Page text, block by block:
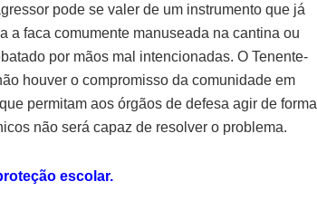
pode se valer de um instrumento que já
a faca comumente manuseada na cantina ou
por mãos mal intencionadas. O Tenente-
houver o compromisso da comunidade em
permitam aos órgãos de defesa agir de forma
não será capaz de resolver o problema.
escolar.